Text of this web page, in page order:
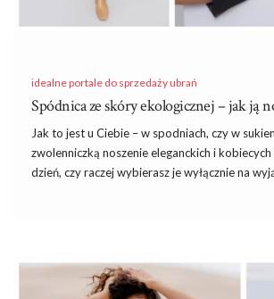
idealne portale do sprzedaży ubrań
Spódnica ze skóry ekologicznej – jak ją
Jak to jest u Ciebie – w spodniach, czy w
zwolenniczką noszenie eleganckich i
dzień, czy raczej wybierasz je wyłącznie na
propozycja jednej z najpiękniejszych części
Tej wiosnyspódnica ze skóry ekologicznej